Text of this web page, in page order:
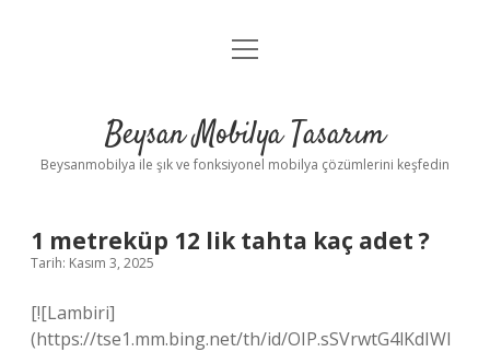
Anasayfa
Yasal Uyarı
menüyü
Beysan Mobilya Tasarım
Beysanmobilya ile şık ve fonksiyonel mobilya çözümlerini keşfedin
1 metreküp 12 lik tahta kaç adet ?
Tarih: Kasım 3, 2025
[![Lambiri]
(https://tse1.mm.bing.net/th/id/OIP.sSVrwtG4lKdIWI